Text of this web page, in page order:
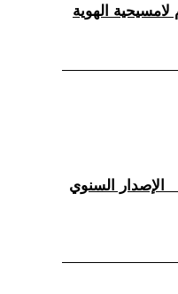
_ الإصدار السنوي